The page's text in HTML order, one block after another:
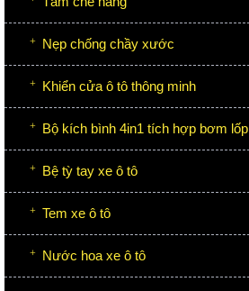
Nẹp chống chầy xước
Khiển cửa ô tô thông minh
Bộ kích bình 4in1 tích hợp bơm lốp
Bệ tỳ tay xe ô tô
Tem xe ô tô
Nước hoa xe ô tô